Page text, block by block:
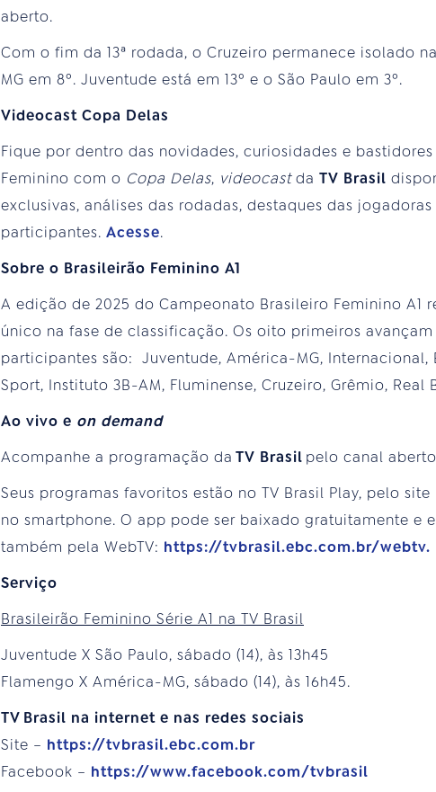
aberto.
Com o fim da 13ª rodada, o Cruzeiro permanece isolado
MG em 8º. Juventude está em 13º e o São Paulo em 3º.
Videocast Copa Delas
Fique por dentro das novidades, curiosidades e
Feminino com o Copa Delas, videocastda TV Brasil
exclusivas, análises das rodadas, destaques das
participantes. Acesse.
Sobre o Brasileirão Feminino A1
A edição de 2025 do Campeonato Brasileiro Feminino A1
único na fase de classificação. Os oito primeiros
participantes são: Juventude, América-MG, Internacional,
Sport, Instituto 3B-AM, Fluminense, Cruzeiro, Grêmio,
Ao vivo e on demand
Acompanhe a programação da TV Brasil pelo canal
Seus programas favoritos estão no TV Brasil Play, pelo site
no smartphone. O app pode ser baixado gratuitamente e
também pela WebTV: https://tvbrasil.ebc.com.br/webtv.
Serviço
Brasileirão Feminino Série A1 na TV Brasil
Juventude X São Paulo, sábado (14), às 13h45
Flamengo X América-MG, sábado (14), às 16h45.
TV Brasil na internet e nas redes sociais
Site – https://tvbrasil.ebc.com.br
Facebook – https://www.facebook.com/tvbrasil